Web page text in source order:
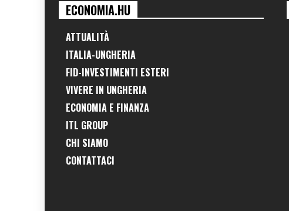
ECONOMIA.HU
ATTUALITÀ
ITALIA-UNGHERIA
FID-INVESTIMENTI ESTERI
VIVERE IN UNGHERIA
ECONOMIA E FINANZA
ITL GROUP
CHI SIAMO
CONTATTACI